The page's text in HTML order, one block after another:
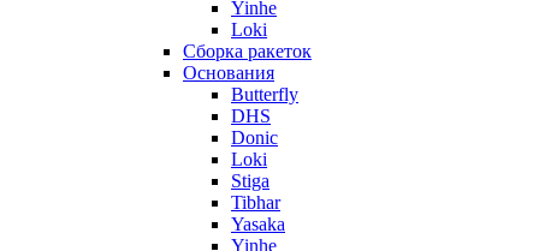
Yinhe
Loki
Сборка ракеток
Основания
Butterfly
DHS
Donic
Loki
Stiga
Tibhar
Yasaka
Yinhe